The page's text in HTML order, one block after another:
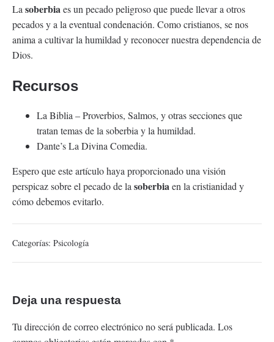
La soberbiaes un pecado peligroso que puede llevar a otros
pecados y a la eventual condenación. Como cristianos, se nos
anima a cultivar la humildad y reconocer nuestra dependencia de
Dios.
Recursos
La Biblia – Proverbios, Salmos, y otras secciones que
tratan temas de la soberbia y la humildad.
Dante’s La Divina Comedia.
Espero que este artículo haya proporcionado una visión
perspicaz sobre el pecado de la soberbiaen la cristianidad y
cómo debemos evitarlo.
Categorías: Psicología
Deja una respuesta
Tu dirección de correo electrónico no será publicada. Los